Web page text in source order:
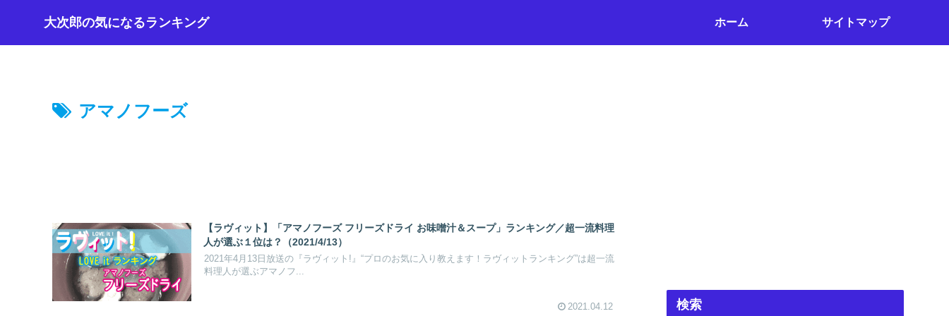
大次郎の気になるランキング ホーム サイトマップ
アマノフーズ
【ラヴィット】「アマノフーズ フリーズドライ お味噌汁＆スープ」ランキング／超一流料理
人が選ぶ１位は？（2021/4/13）
2021年4月13日放送の『ラヴィット!』“プロのお気に入り教えます！ラヴィットランキング”は超一流
料理人が選ぶアマノフ...
2021.04.12 検索